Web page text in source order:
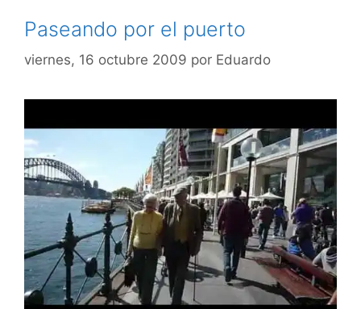
Paseando por el puerto
viernes, 16 octubre 2009 por Eduardo